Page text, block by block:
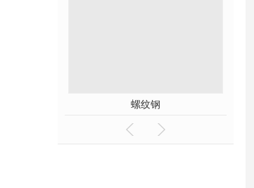
螺纹钢